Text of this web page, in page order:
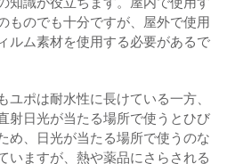
ものでも十分ですが、屋外で使用
ルム素材を使用する必要があるで
ユポは耐水性に長けている一方、
射日光が当たる場所で使うとひび
め、日光が当たる場所で使うのな
いますが、熱や薬品にさらされる